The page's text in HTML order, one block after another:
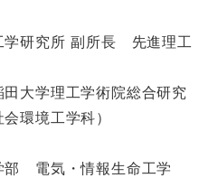
学研究所 副所長 先進理工
大学理工学術院総合研究
環境工学科）
電気・情報生命工学